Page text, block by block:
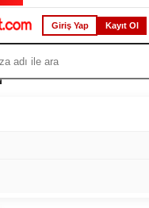
Giriş Yap Kayıt Ol